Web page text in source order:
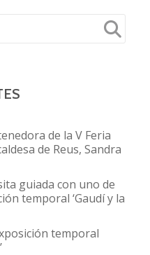
de la V Feria
de Reus, Sandra
guiada con uno de
temporal ‘Gaudí y la
temporal